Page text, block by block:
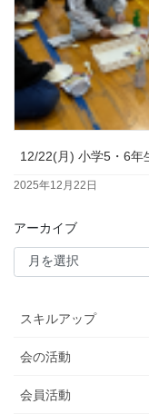
12/22(月) 小学5・6年
2025年12月22日
アーカイブ
スキルアップ
会の活動
会員活動